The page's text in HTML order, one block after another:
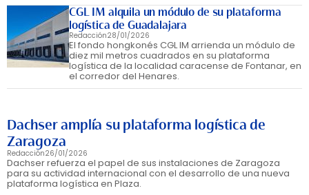
CGL IM alquila un módulo de su plataforma
logística de Guadalajara
Redacción28/01/2026
El fondo hongkonés CGL IM arrienda un módulo de
diez mil metros cuadrados en su plataforma
logística de la localidad caracense de Fontanar, en
el corredor del Henares.
Dachser amplía su plataforma logística de
Zaragoza
Redacción26/01/2026
Dachser refuerza el papel de sus instalaciones de Zaragoza
para su actividad internacional con el desarrollo de una nueva
plataforma logística en Plaza.